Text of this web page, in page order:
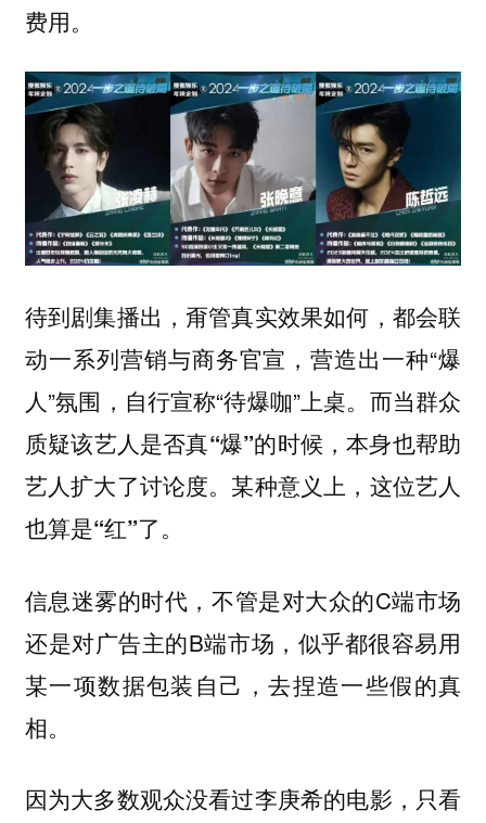
费用。
待到剧集播出，甭管真实效果如何，都会联
动一系列营销与商务官宣，营造出一种“爆
人”氛围，自行宣称“待爆咖”上桌。 而当群众
质疑该艺人是否真“爆”的时候，本身也帮助
艺人扩大了讨论度。某种意义上，这位艺人
也算是“红”了。
信息迷雾的时代，不管是对大众的C端市场
还是对广告主的B端市场，似乎都很容易用
某一项数据包装自己，去捏造一些假的真
相。
因为大多数观众没看过李庚希的电影，只看